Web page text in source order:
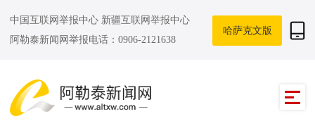
中国互联网举报中心 新疆互联网举报中心
阿勒泰新闻网举报电话：0906-2121638
哈萨克文版